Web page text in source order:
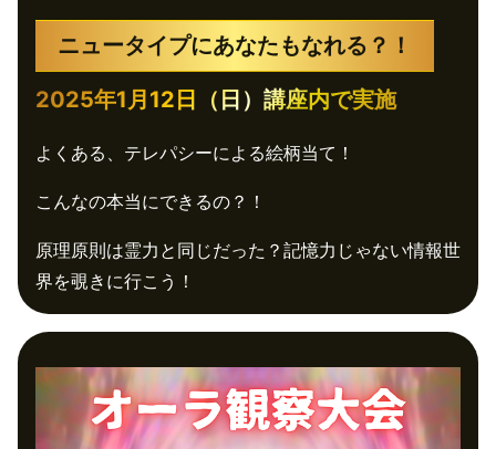
ニュータイプにあなたもなれる？！
2025年1月12日（日）講座内で実施
よくある、テレパシーによる絵柄当て！
こんなの本当にできるの？！
原理原則は霊力と同じだった？記憶力じゃない情報世
界を覗きに行こう！